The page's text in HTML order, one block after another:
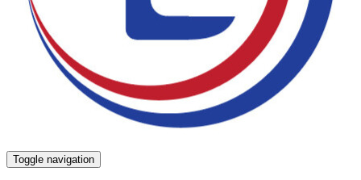
Toggle navigation